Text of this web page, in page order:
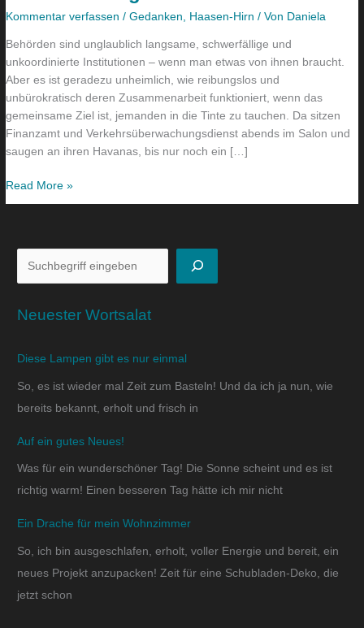
Kommentar verfassen /Gedanken, Haasen-Hirn / Von Daniela
Behörden sind unglaublich langsame, schwerfällige und
unkoordinierte Institutionen – wenn man etwas von ihnen braucht.
Aber es ist geradezu unheimlich, wie reibungslos und
unbürokratisch deren Zusammenarbeit funktioniert, wenn das
gemeinsame Ziel ist, jemanden in die Tinte zu tauchen. Da sitzen
Finanzamt und Verkehrsüberwachungsdienst abends im Salon und
saugen an ihren Havanas, bis nur noch ein […]
Read More »
Neuester Wortsalat
Diese Lampen gibt es nur einmal
So, es ist wieder mal Zeit zum Basteln! Und da ich ja nun, wie
bereits bekannt, erholt und frisch in
Auf ein gutes Neues!
Was für ein wunderschöner Tag! Die Sonne scheint und es ist
richtig warm! Einen besseren Tag hätte ich mir nicht
Ein Drache für mein Wohnzimmer
So, ich bin ausgeschlafen, erholt, voller Energie und bereit, ein
neues Projekt anzupacken! Zeit für eine Schubladen-Deko, die
jetzt schon